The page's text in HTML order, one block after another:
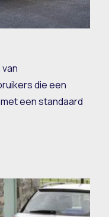
die een
een standaard